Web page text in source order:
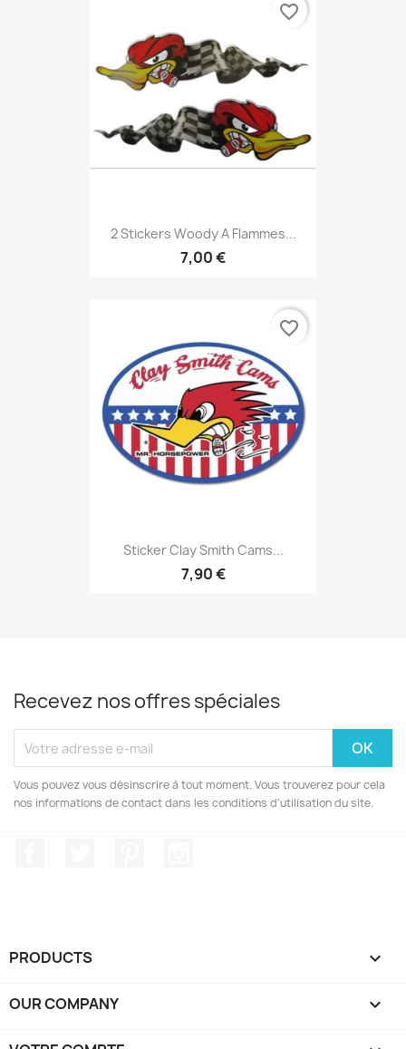
2 Stickers Woody A Flammes...
7,00 €
favorite_border
Sticker Clay Smith Cams...
7,90 €
favorite_border
Recevez nos offres spéciales
Vous pouvez vous désinscrire à tout moment. Vous trouverez pour cela
nos informations de contact dans les conditions d'utilisation du site.
PRODUCTS 
OUR COMPANY 